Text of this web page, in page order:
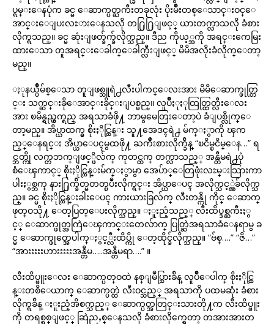
ပ္ရမ္းေနပုံက ခင္မ ေဆာက္ပတ္ႀကီးတခုလုံး ပိုးမ်ိဳးတစ္ေသာင္းဝင္ေ
အာင္းေျပးလႊားေနသလို တ႐ြ႐ြျဖင့္ ယားတက္လာသလို ခံစား
လိုက္ရသည္။ ခင္မ ဆုံးျဖတ္ခ်က္ခ်လိုက္သည္။ ဒီည ကိုယ့္အကို အရင္းကေမြး
ထားေသာ တူအရင္းေခါက္ေခါက္လီးျဖင့္ မိမိအလိုးခံလိုက္ေတာ့
မည္။
ႏုနယ္ပ်ိဳမ်စ္ေသာ တူျဖစ္သူရဲ႕လီးပါကင္ေလးအား မိမိေဆာက္ဖုတ္တြ
င္း သက္ဆင္းခိုေအာင္းခိုင္းျပစ္မည္။ လူပ်ိဳႏုႏုထြတ္ထြတ္လီးေလး
အား ၿမိန္ရည္ယွက္ရည္ အရသာခံဖို႔ ဘာမွမေတြးေတာ့ပဲ ခံျပစ္လိုက္ေ
တာ့မည္။ အိပ္ယာထက္မွ စိုးႏိုင္ထြန္း သူ႔အေဒၚရဲ႕ မ်က္ႏွာကို ၾက
ည့္ေနရင္း အိပ္ယာေပၚမွထဖို႔ ႀကိဳးစားလိုက္ခ်ိန္ “ၿငိမ္ၿငိမ္ေန…” ရ
င္ဘတ္ကို လက္တဘက္ျဖင့္ဖိလ်က္ ကုတင္ထက္ တက္လာသည့္ အန္တီမရဲ႕ပုံ
စံေၾကာင့္ စိုးႏိုင္ထြန္းမ်က္ႏွာမွာ အေပ်ာ္ေတြဖုံးလႊမ္းသြားကာ
ပါးႏွစ္ဘက္ နား႐ြက္ခ်ိတ္မတတ္ၿပဳံးလိုက္ရင္း အိပ္ယာေပၚ အလိုက္သင့္လွဲခ်လိုက္သ
ည္။ ခင္မ စိုးႏိုင္ထြန္းခါးေပၚ ကားယားခြလ်က္ လီးတန္ကို ကိုင္ ေဆာက္
ဖုတ္ဝသို႔ ေတ့ပြတ္ေပးလိုက္သည္။ ႏူးညံ့သည့္ လီးထိပ္ဒစ္ႀကီးႏွ
င့္ ေဆာက္ဖုတ္အကြဲေၾကာင္းတေလ်ာက္ ပြတ္ဆြဲအရသာခံေနရာမွ ခ
င္မ ေဆာက္ဖုတ္အေပါက္ႏွင့္လီးထိပ္ကို ေတ့ထိုင္ခ်လိုက္သည္။ “ဗ်စ္….” “ဇိ…”
“အားးးးးဟားးးးးအန္တီမ…..အန္တီမရာ….” ။
လီးထိပ္ဖူးေလး ေဆာက္ပတ္ဝထဲ နစ္ျမဳပ္သြားခ်ိန္ လူပ်ိဳေပါက္ စိုးႏိုင္ထြ
န္းတစိေယာက္ ေဆာက္ပတ္ထဲ လီးဝင္သည့္ အရသာကို ပထမဆုံး ခံစား
လိုက္ရခ်ိန္ ႏူးညံ့အိစက္သည့္ ေဆာက္ပတ္အတြင္းသားတို႔က လီးထိပ္ဖူး
ကို တရစ္ရစ္ျဖင့္ ဆြဲညႇစ္ေနသလို ခံစားလိုက္ရေတာ့ တအားအားတ